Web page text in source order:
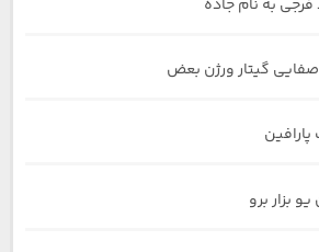
به نام جاده
گیتار ورژن بعض
بزار برو